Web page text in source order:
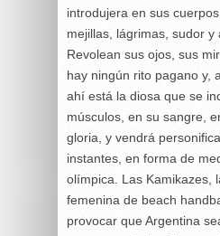
introdujera en sus
mejillas, lágrimas, sudor y
Revolean sus ojos, sus
hay ningún rito pagano y,
ahí está la diosa que se
músculos, en su sangre,
gloria, y vendrá
instantes, en forma de
olímpica. Las Kamikazes,
femenina de beach
provocar que Argentina